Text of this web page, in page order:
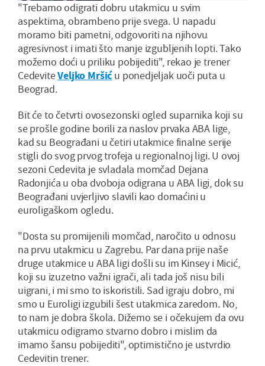
"Trebamo odigrati dobru utakmicu u svim
aspektima, obrambeno prije svega. U napadu
moramo biti pametni, odgovoriti na njihovu
agresivnost i imati što manje izgubljenih lopti. Tako
možemo doći u priliku pobijediti", rekao je trener
CedeviteVeljko Mršiću ponedjeljak uoči puta u
Beograd.
Bit će to četvrti ovosezonski ogled suparnika koji su
se prošle godine borili za naslov prvaka ABA lige,
kad su Beograđani u četiri utakmice finalne serije
stigli do svog prvog trofeja u regionalnoj ligi. U ovoj
sezoni Cedevita je svladala momčad Dejana
Radonjića u oba dvoboja odigrana u ABA ligi, dok su
Beograđani uvjerljivo slavili kao domaćini u
euroligaškom ogledu.
"Dosta su promijenili momčad, naročito u odnosu
na prvu utakmicu u Zagrebu. Par dana prije naše
druge utakmice u ABA ligi došli su im Kinsey i Micić,
koji su izuzetno važni igrači, ali tada još nisu bili
uigrani, i mi smo to iskoristili. Sad igraju dobro, mi
smo u Euroligi izgubili šest utakmica zaredom. No,
to nam je dobra škola. Dižemo se i očekujem da ovu
utakmicu odigramo stvarno dobro i mislim da
imamo šansu pobijediti", optimistično je ustvrdio
Cedevitin trener.